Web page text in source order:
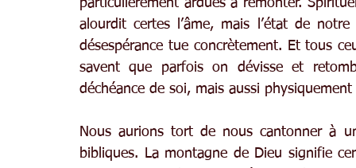
particulièrement ardues à remonter.
alourdit certes l’âme, mais l’état de
désespérance tue concrètement. Et tous
savent que parfois on dévisse et
déchéance de soi, mais aussi physiquement
Nous aurions tort de nous cantonner à
bibliques. La montagne de Dieu signifie